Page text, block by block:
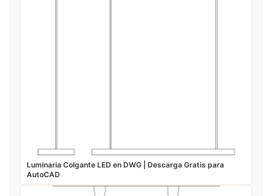
Luminaria Colgante LED en DWG | Descarga Gratis para
AutoCAD